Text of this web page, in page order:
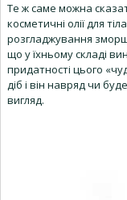
Те ж саме можна
косметичні олії для
розгладжування
що у їхньому складі
придатності цього
діб і він навряд чи
вигляд.